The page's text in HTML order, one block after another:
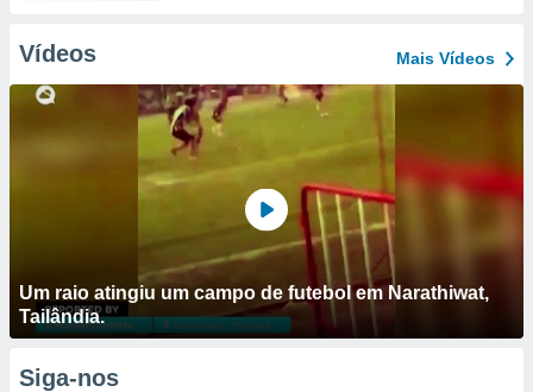
Vídeos Mais Vídeos
Um raio atingiu um campo de futebol em Narathiwat,
Tailândia.
Siga-nos